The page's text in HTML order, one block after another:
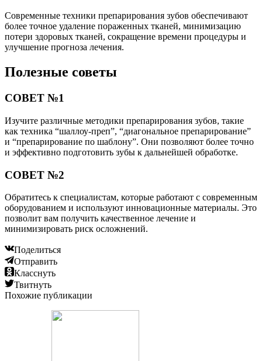
Современные техники препарирования зубов обеспечивают
более точное удаление пораженных тканей, минимизацию
потери здоровых тканей, сокращение времени процедуры и
улучшение прогноза лечения.
Полезные советы
СОВЕТ №1
Изучите различные методики препарирования зубов, такие
как техника “шаллоу-преп”, “диагональное препарирование”
и “препарирование по шаблону”. Они позволяют более точно
и эффективно подготовить зубы к дальнейшей обработке.
СОВЕТ №2
Обратитесь к специалистам, которые работают с современным
оборудованием и используют инновационные материалы. Это
позволит вам получить качественное лечение и
минимизировать риск осложнений.
Поделиться
Отправить
Класснуть
Твитнуть
Похожие публикации